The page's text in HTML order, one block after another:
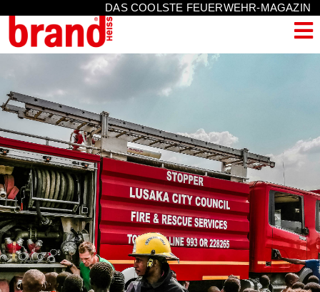
DAS COOLSTE FEUERWEHR-MAGAZIN